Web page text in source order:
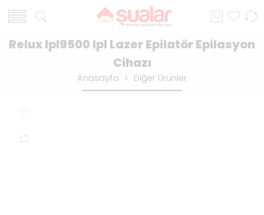
Relux Ipl9500 Ipl Lazer Epilatör Epilasyon
Cihazı
Anasayfa Diğer Ürünler